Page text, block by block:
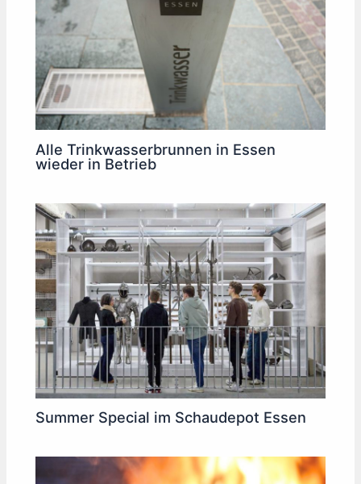
Alle Trinkwasserbrunnen in Essen
wieder in Betrieb
Summer Special im Schaudepot Essen